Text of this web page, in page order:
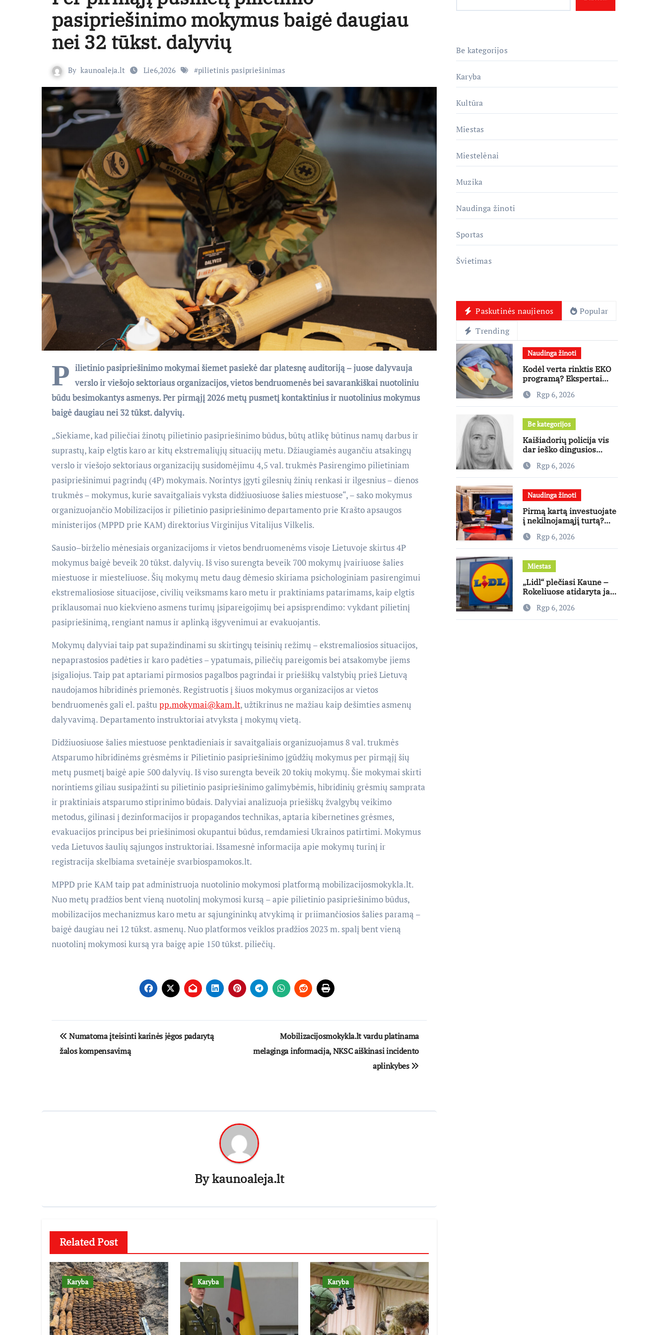
pasipriešinimo mokymus baigė daugiau
nei 32 tūkst. dalyvių
By kaunoaleja.lt Lie6,2026 #pilietinis pasipriešinimas
P ilietinio pasipriešinimo mokymai šiemet pasiekė dar platesnę auditoriją – juose dalyvauja
verslo ir viešojo sektoriaus organizacijos, vietos bendruomenės bei savarankiškai nuotoliniu
būdu besimokantys asmenys. Per pirmąjį 2026 metų pusmetį kontaktinius ir nuotolinius mokymus
baigė daugiau nei 32 tūkst. dalyvių.
„Siekiame, kad piliečiai žinotų pilietinio pasipriešinimo būdus, būtų atlikę būtinus namų darbus ir
suprastų, kaip elgtis karo ar kitų ekstremaliųjų situacijų metu. Džiaugiamės augančiu atsakingų
verslo ir viešojo sektoriaus organizacijų susidomėjimu 4,5 val. trukmės Pasirengimo pilietiniam
pasipriešinimui pagrindų (4P) mokymais. Norintys įgyti gilesnių žinių renkasi ir ilgesnius – dienos
trukmės – mokymus, kurie savaitgaliais vyksta didžiuosiuose šalies miestuose“, – sako mokymus
organizuojančio Mobilizacijos ir pilietinio pasipriešinimo departamento prie Krašto apsaugos
ministerijos (MPPD prie KAM) direktorius Virginijus Vitalijus Vilkelis.
Sausio–birželio mėnesiais organizacijoms ir vietos bendruomenėms visoje Lietuvoje skirtus 4P
mokymus baigė beveik 20 tūkst. dalyvių. Iš viso surengta beveik 700 mokymų įvairiuose šalies
miestuose ir miesteliuose. Šių mokymų metu daug dėmesio skiriama psichologiniam pasirengimui
ekstremaliosiose situacijose, civilių veiksmams karo metu ir praktiniams patarimams, kaip elgtis
priklausomai nuo kiekvieno asmens turimų įsipareigojimų bei apsisprendimo: vykdant pilietinį
pasipriešinimą, rengiant namus ir aplinką išgyvenimui ar evakuojantis.
Mokymų dalyviai taip pat supažindinami su skirtingų teisinių režimų – ekstremaliosios situacijos,
nepaprastosios padėties ir karo padėties – ypatumais, piliečių pareigomis bei atsakomybe jiems
įsigaliojus. Taip pat aptariami pirmosios pagalbos pagrindai ir priešiškų valstybių prieš Lietuvą
naudojamos hibridinės priemonės. Registruotis į šiuos mokymus organizacijos ar vietos
bendruomenės gali el. paštu pp.mokymai@kam.lt, užtikrinus ne mažiau kaip dešimties asmenų
dalyvavimą. Departamento instruktoriai atvyksta į mokymų vietą.
Didžiuosiuose šalies miestuose penktadieniais ir savaitgaliais organizuojamus 8 val. trukmės
Atsparumo hibridinėms grėsmėms ir Pilietinio pasipriešinimo įgūdžių mokymus per pirmąjį šių
metų pusmetį baigė apie 500 dalyvių. Iš viso surengta beveik 20 tokių mokymų. Šie mokymai skirti
norintiems giliau susipažinti su pilietinio pasipriešinimo galimybėmis, hibridinių grėsmių samprata
ir praktiniais atsparumo stiprinimo būdais. Dalyviai analizuoja priešiškų žvalgybų veikimo
metodus, gilinasi į dezinformacijos ir propagandos technikas, aptaria kibernetines grėsmes,
evakuacijos principus bei priešinimosi okupantui būdus, remdamiesi Ukrainos patirtimi. Mokymus
veda Lietuvos šaulių sąjungos instruktoriai. Išsamesnė informacija apie mokymų turinį ir
registracija skelbiama svetainėje svarbiospamokos.lt.
MPPD prie KAM taip pat administruoja nuotolinio mokymosi platformą mobilizacijosmokykla.lt.
Nuo metų pradžios bent vieną nuotolinį mokymosi kursą – apie pilietinio pasipriešinimo būdus,
mobilizacijos mechanizmus karo metu ar sąjungininkų atvykimą ir priimančiosios šalies paramą –
baigė daugiau nei 12 tūkst. asmenų. Nuo platformos veiklos pradžios 2023 m. spalį bent vieną
nuotolinį mokymosi kursą yra baigę apie 150 tūkst. piliečių.
Navigacija
tarp
Numatoma įteisinti karinės jėgos padarytą
žalos kompensavimą
Mobilizacijosmokykla.lt vardu platinama
melaginga informacija, NKSC aiškinasi incidento
aplinkybes
Bykaunoaleja.lt
Related Post
Karyba Karyba Karyba
Be kategorijos
Karyba
Kultūra
Miestas
Miestelėnai
Muzika
Naudinga žinoti
Sportas
Švietimas
Paskutinės naujienos
Popular
Trending
Naudinga žinoti
Kodėl verta rinktis EKO
programą? Ekspertai
mitusRgp 6, 2026
Be kategorijos
Kaišiadorių policija vis
dar ieško dingusios
Rgp 6, 2026
Naudinga žinoti
Pirmą kartą investuojate
į nekilnojamąjį turtą?
pasirinkti būstą, kuris
generuos grąžą
Rgp 6, 2026
Miestas
„Lidl“ plečiasi Kaune –
Rokeliuose atidaryta jau
miesteRgp 6, 2026